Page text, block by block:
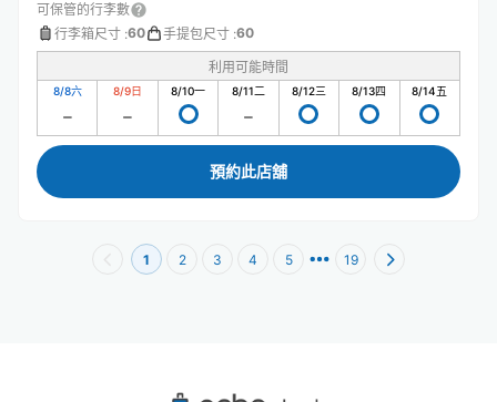
可保管的行李數
行李箱尺寸 :60 手提包尺寸 :60
利用可能時間
8/8六 8/9日 8/10一 8/11二 8/12三 8/13四 8/14五
預約此店舖
1 2 3 4 5 19
竹橋站附近推薦的寄物櫃